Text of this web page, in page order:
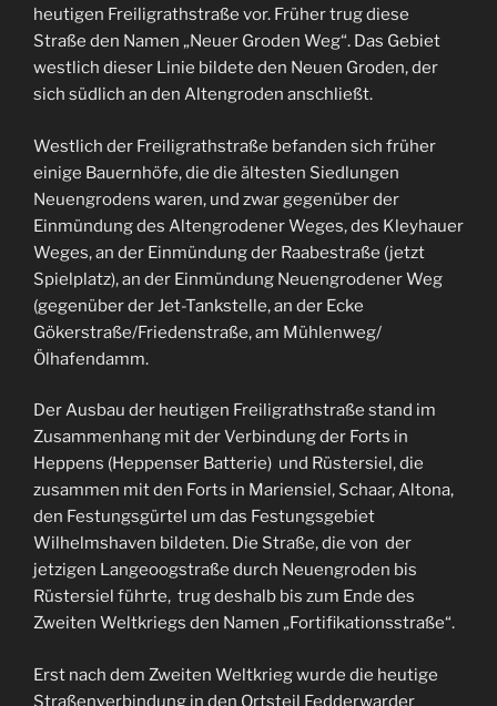
heutigen Freiligrathstraße vor. Früher trug diese
Straße den Namen „Neuer Groden Weg“. Das Gebiet
westlich dieser Linie bildete den Neuen Groden, der
sich südlich an den Altengroden anschließt.
Westlich der Freiligrathstraße befanden sich früher
einige Bauernhöfe, die die ältesten Siedlungen
Neuengrodens waren, und zwar gegenüber der
Einmündung des Altengrodener Weges, des Kleyhauer
Weges, an der Einmündung der Raabestraße (jetzt
Spielplatz), an der Einmündung Neuengrodener Weg
(gegenüber der Jet-Tankstelle, an der Ecke
Gökerstraße/Friedenstraße, am Mühlenweg/
Ölhafendamm.
Der Ausbau der heutigen Freiligrathstraße stand im
Zusammenhang mit der Verbindung der Forts in
Heppens (Heppenser Batterie) und Rüstersiel, die
zusammen mit den Forts in Mariensiel, Schaar, Altona,
den Festungsgürtel um das Festungsgebiet
Wilhelmshaven bildeten. Die Straße, die von der
jetzigen Langeoogstraße durch Neuengroden bis
Rüstersiel führte, trug deshalb bis zum Ende des
Zweiten Weltkriegs den Namen „Fortifikationsstraße“.
Erst nach dem Zweiten Weltkrieg wurde die heutige
Straßenverbindung in den Ortsteil Fedderwarder